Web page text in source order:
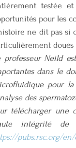
testée
pour les
ne dit pas si
doués
professeur Neild
dans le
pour
des
télécharger une
pubs.rsc.org/